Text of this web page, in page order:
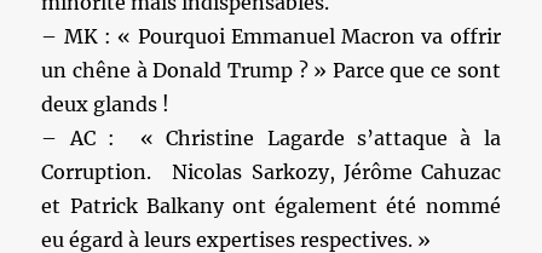
– MK : « Pourquoi Emmanuel Macron va offrir
un chêne à Donald Trump ? » Parce que ce sont
deux glands !
– AC : « Christine Lagarde s’attaque à la
Corruption. Nicolas Sarkozy, Jérôme Cahuzac
et Patrick Balkany ont également été nommé
eu égard à leurs expertises respectives. »